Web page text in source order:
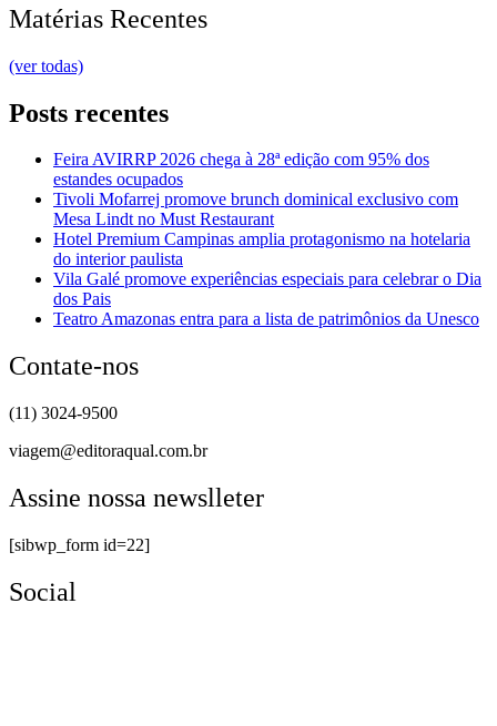
Matérias Recentes
(ver todas)
Posts recentes
Feira AVIRRP 2026 chega à 28ª edição com 95% dos
estandes ocupados
Tivoli Mofarrej promove brunch dominical exclusivo com
Mesa Lindt no Must Restaurant
Hotel Premium Campinas amplia protagonismo na hotelaria
do interior paulista
Vila Galé promove experiências especiais para celebrar o Dia
dos Pais
Teatro Amazonas entra para a lista de patrimônios da Unesco
Contate-nos
(11) 3024-9500
viagem@editoraqual.com.br
Assine nossa newslleter
[sibwp_form id=22]
Social